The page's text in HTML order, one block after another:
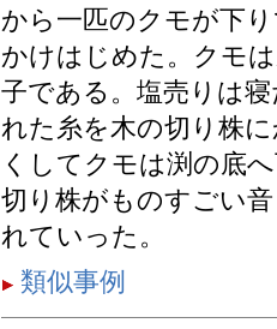
から一匹のクモが下
かけはじめた。クモ
子である。塩売りは
れた糸を木の切り株
くしてクモは渕の底
切り株がものすごい
れていった。
類似事例